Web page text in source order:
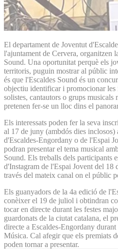
El departament de Joventut
l'ajuntament de Cervera, organitzen
Sound. Una oportunitat perquè els
territoris, puguin mostrar al públic
és que l'Escaldes Sound és un
objectiu identificar i promocionar
solistes, cantautors o grups
pretenen fer-se un lloc dins el
Els interessats poden fer la seva
al 17 de juny (ambdós dies inclosos)
d'Escaldes-Engordany o de l'Espai
podran presentar el tema musical
Sound. Els treballs dels participants
d'Instagram de l'Espai Jovent del 18
través del mateix canal on el públic
Els guanyadors de la 4a edició de
conèixer el 19 de juliol i obtindran
tocar en directe durant les festes
guardonats de la ciutat catalana, el
directe a Escaldes-Engordany
Música. Cal afegir que els premiats
poden tornar a presentar.